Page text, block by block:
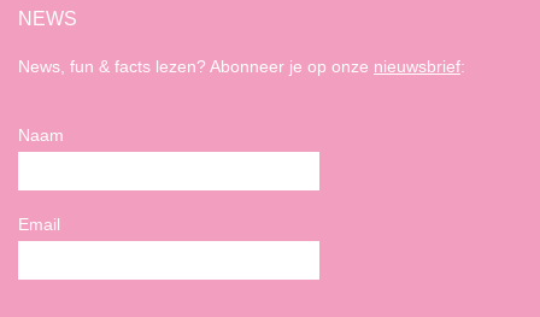
NEWS
News, fun & facts lezen? Abonneer je op onze nieuwsbrief:
Naam
Email